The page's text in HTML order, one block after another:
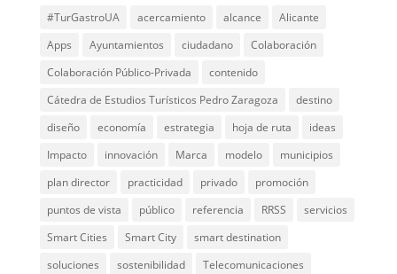
#TurGastroUA acercamiento alcance
Alicante
Apps
Ayuntamientos ciudadano
Colaboración
Colaboración Público-Privada
contenido
Cátedra de Estudios Turísticos Pedro Zaragoza
destino
diseño
economía estrategia hoja de ruta
ideas
Impacto
innovación Marca modelo
municipios
plan director
practicidad privado
promoción
puntos de vista
público referencia RRSS
servicios
Smart Cities
Smart City
smart destination
soluciones
sostenibilidad
Telecomunicaciones